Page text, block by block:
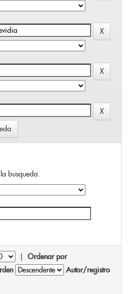
busqueda.
| Ordenar por
Autor/registro